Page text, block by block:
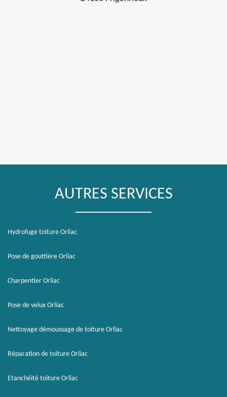
AUTRES SERVICES
Hydrofuge toiture Orliac
Pose de gouttière Orliac
Charpentier Orliac
Pose de velux Orliac
Nettoyage démoussage de toiture Orliac
Réparation de toiture Orliac
Etanchéité toiture Orliac